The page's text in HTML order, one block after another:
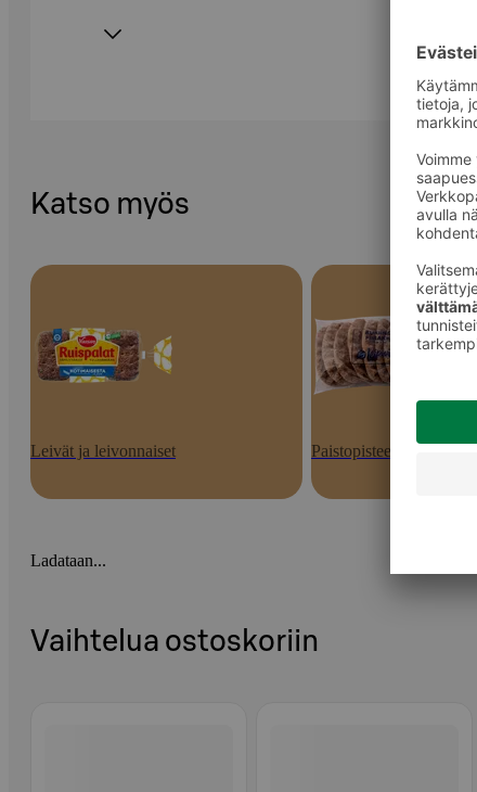
Katso myös
Leivät ja leivonnaiset Paistopisteen tuotteet
Ladataan...
Vaihtelua ostoskoriin